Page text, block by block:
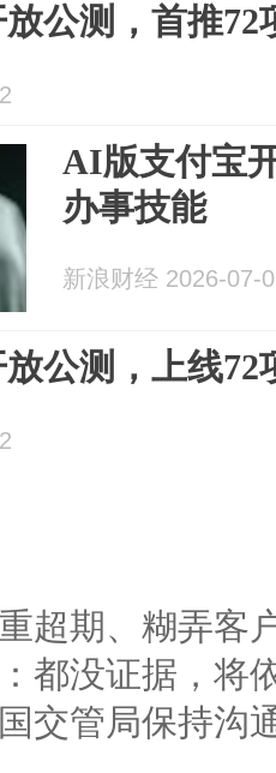
公测，首推72
AI版支付宝
办事技能
新浪财经 2026-07-
公测，上线72
超期、糊弄客
都没证据，将
交管局保持沟